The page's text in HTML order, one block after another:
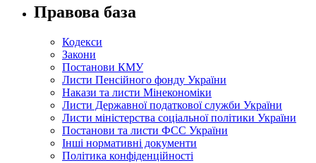
Правова база
Кодекси
Закони
Постанови КМУ
Листи Пенсійного фонду України
Накази та листи Мінекономіки
Листи Державної податкової служби України
Листи міністерства соціальної політики України
Постанови та листи ФСС України
Інші нормативні документи
Політика конфіденційності